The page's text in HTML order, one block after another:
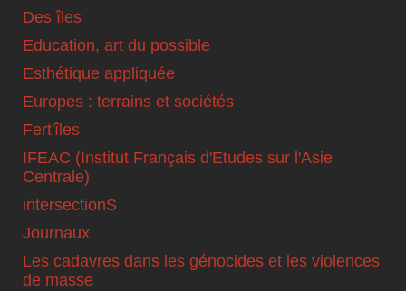
Des îles
Education, art du possible
Esthétique appliquée
Europes : terrains et sociétés
Fert'îles
IFEAC (Institut Français d'Etudes sur l'Asie
Centrale)
intersectionS
Journaux
Les cadavres dans les génocides et les violences
de masse